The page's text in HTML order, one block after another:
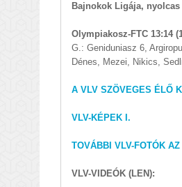
Bajnokok Ligája,
Olympiakosz-FTC 13:14
G.: Geniduniasz 6,
Dénes, Mezei, Nikics,
A VLV SZÖVEGES ÉLŐ
VLV-KÉPEK I.
TOVÁBBI VLV-FOTÓK
VLV-VIDEÓK (LEN):